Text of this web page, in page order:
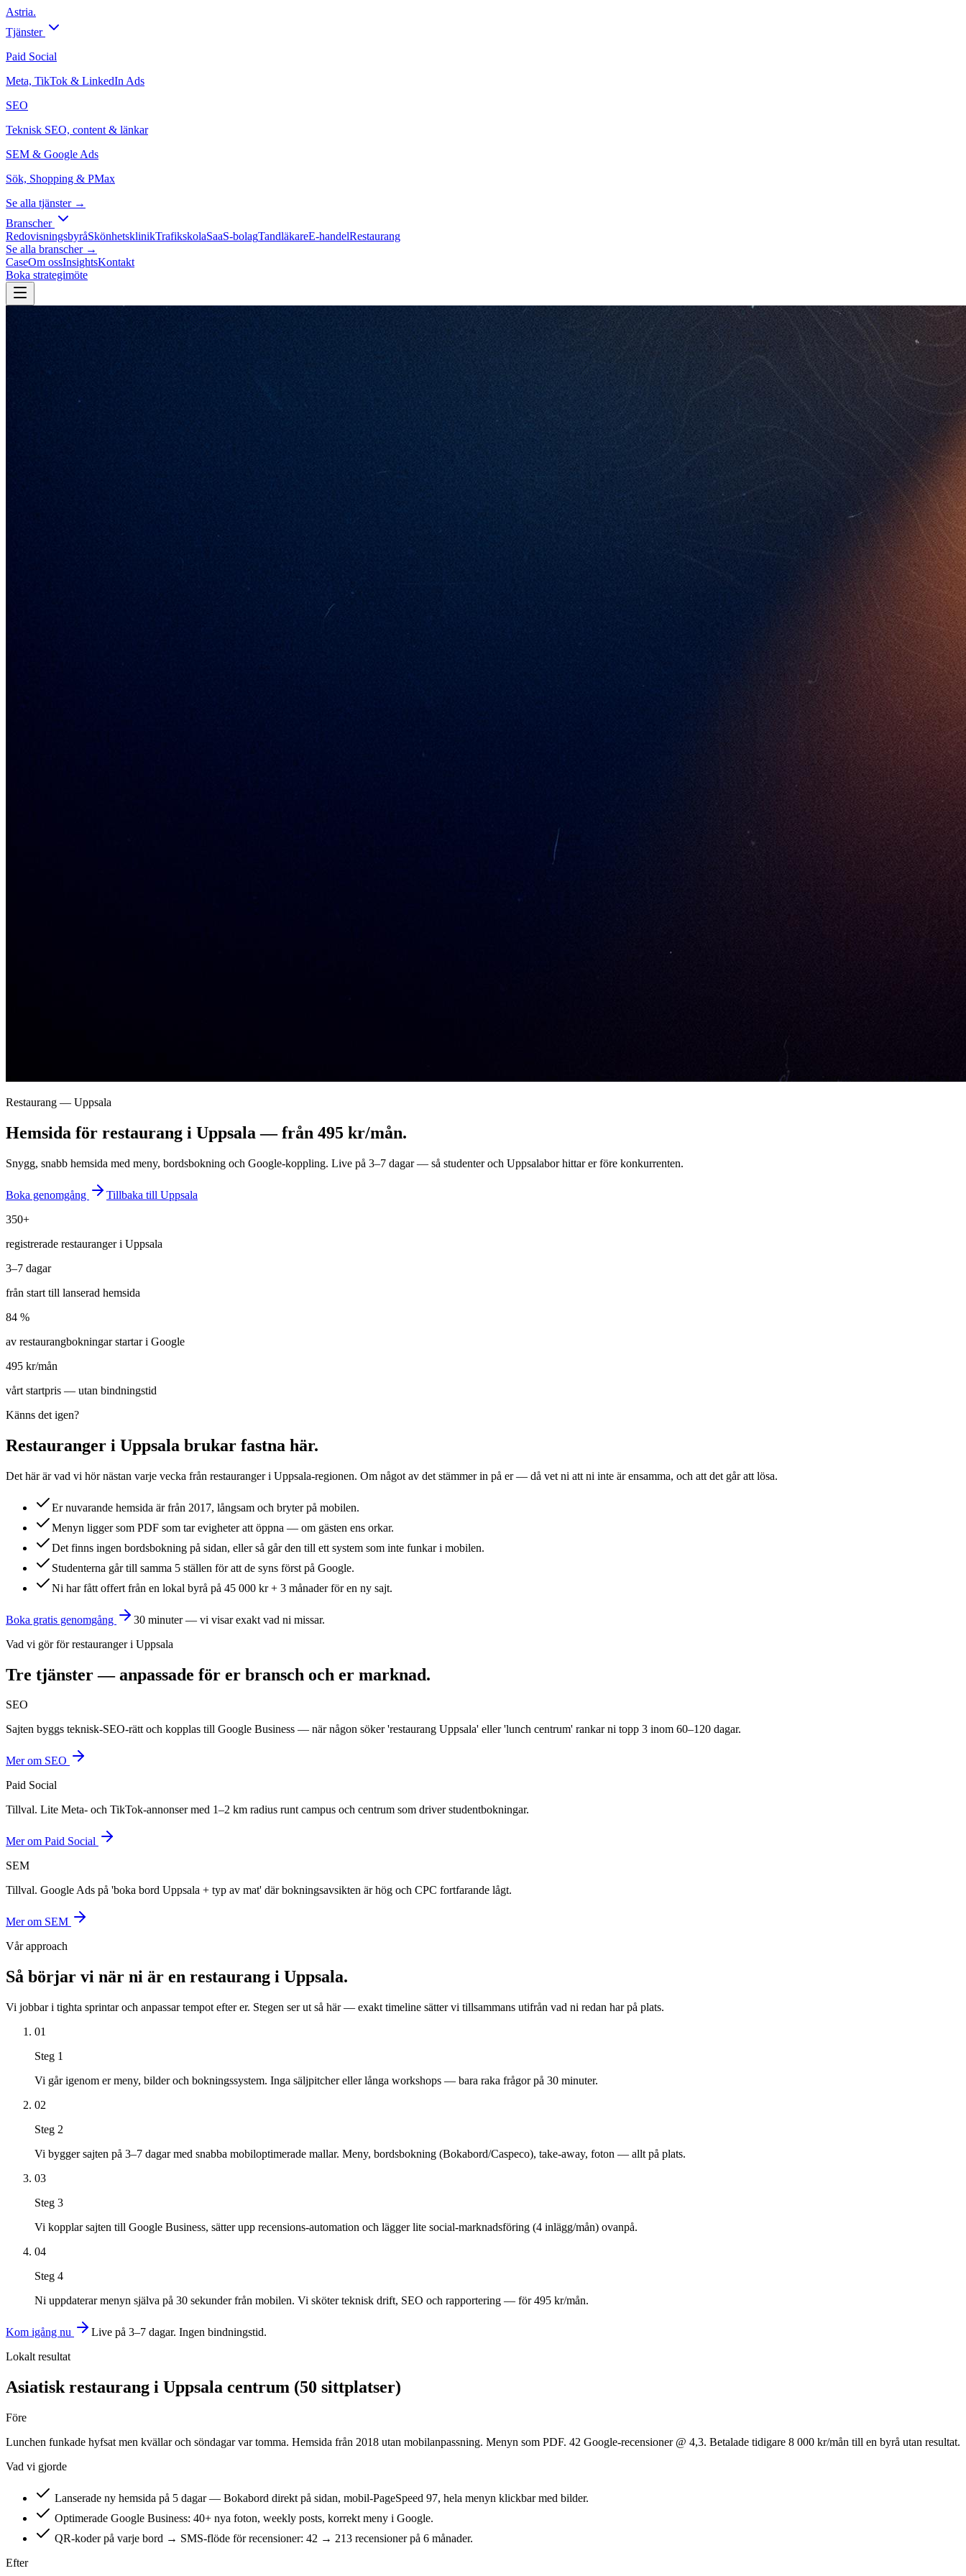
Astria.
Tjänster
Paid Social
Meta, TikTok & LinkedIn Ads
SEO
Teknisk SEO, content & länkar
SEM & Google Ads
Sök, Shopping & PMax
Se alla tjänster →
Branscher
RedovisningsbyråSkönhetsklinikTrafikskolaSaaS-bolagTandläkareE-handelRestaurang
Se alla branscher →
CaseOm ossInsightsKontakt
Boka strategimöte
Restaurang — Uppsala
Hemsida för restaurang i Uppsala — från 495 kr/mån.
Snygg, snabb hemsida med meny, bordsbokning och Google-koppling. Live på 3–7 dagar — så studenter och Uppsalabor hittar er före konkurrenten.
Boka genomgång Tillbaka till Uppsala
350+
registrerade restauranger i Uppsala
3–7 dagar
från start till lanserad hemsida
84 %
av restaurangbokningar startar i Google
495 kr/mån
vårt startpris — utan bindningstid
Känns det igen?
Restauranger i Uppsala brukar fastna här.
Det här är vad vi hör nästan varje vecka från restauranger i Uppsala-regionen. Om något av det stämmer in på er — då vet ni att ni inte är ensamma, och att det går att lösa.
Er nuvarande hemsida är från 2017, långsam och bryter på mobilen.
Menyn ligger som PDF som tar evigheter att öppna — om gästen ens orkar.
Det finns ingen bordsbokning på sidan, eller så går den till ett system som inte funkar i mobilen.
Studenterna går till samma 5 ställen för att de syns först på Google.
Ni har fått offert från en lokal byrå på 45 000 kr + 3 månader för en ny sajt.
Boka gratis genomgång
30 minuter — vi visar exakt vad ni missar.
Vad vi gör förrestauranger i Uppsala
Tre tjänster — anpassade för er bransch och er marknad.
SEO
Sajten byggs teknisk-SEO-rätt och kopplas till Google Business — när någon söker 'restaurang Uppsala' eller 'lunch centrum' rankar ni topp 3 inom 60–120 dagar.
Mer om SEO
Paid Social
Tillval. Lite Meta- och TikTok-annonser med 1–2 km radius runt campus och centrum som driver studentbokningar.
Mer om Paid Social
SEM
Tillval. Google Ads på 'boka bord Uppsala + typ av mat' där bokningsavsikten är hög och CPC fortfarande lågt.
Mer om SEM
Vår approach
Så börjar vi när ni är en restaurang i Uppsala.
Vi jobbar i tighta sprintar och anpassar tempot efter er. Stegen ser ut så här — exakt timeline sätter vi tillsammans utifrån vad ni redan har på plats.
01
Steg 1
Vi går igenom er meny, bilder och bokningssystem. Inga säljpitcher eller långa workshops — bara raka frågor på 30 minuter.
02
Steg 2
Vi bygger sajten på 3–7 dagar med snabba mobiloptimerade mallar. Meny, bordsbokning (Bokabord/Caspeco), take-away, foton — allt på plats.
03
Steg 3
Vi kopplar sajten till Google Business, sätter upp recensions-automation och lägger lite social-marknadsföring (4 inlägg/mån) ovanpå.
04
Steg 4
Ni uppdaterar menyn själva på 30 sekunder från mobilen. Vi sköter teknisk drift, SEO och rapportering — för 495 kr/mån.
Kom igång nu
Live på 3–7 dagar. Ingen bindningstid.
Lokalt resultat
Asiatisk restaurang i Uppsala centrum (50 sittplatser)
Före
Lunchen funkade hyfsat men kvällar och söndagar var tomma. Hemsida från 2018 utan mobilanpassning. Menyn som PDF. 42 Google-recensioner @ 4,3. Betalade tidigare 8 000 kr/mån till en byrå utan resultat.
Vad vi gjorde
Lanserade ny hemsida på 5 dagar — Bokabord direkt på sidan, mobil-PageSpeed 97, hela menyn klickbar med bilder.
Optimerade Google Business: 40+ nya foton, weekly posts, korrekt meny i Google.
QR-koder på varje bord → SMS-flöde för recensioner: 42 → 213 recensioner på 6 månader.
Efter